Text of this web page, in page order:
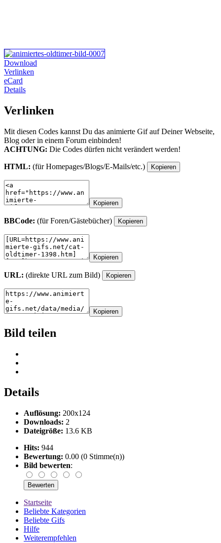
Download
Verlinken
eCard
Details
Verlinken
Mit diesen Codes kannst Du das animierte Gif auf Deiner Webseite,
Blog oder in einem Forum einbinden!
ACHTUNG: Die Codes dürfen nicht verändert werden!
HTML: (für Homepages/Blogs/E-Mails/etc.) Kopieren
Kopieren
BBCode: (für Foren/Gästebücher) Kopieren
Kopieren
URL: (direkte URL zum Bild) Kopieren
Kopieren
Bild teilen
Details
Auflösung: 200x124
Downloads: 2
Dateigröße: 13.6 KB
Hits: 944
Bewertung: 0.00 (0 Stimme(n))
Bild bewerten:
Startseite
Beliebte Kategorien
Beliebte Gifs
Hilfe
Weiterempfehlen